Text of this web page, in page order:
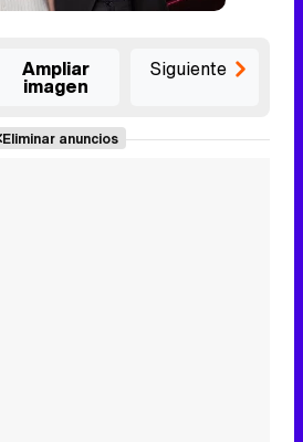
Ampliar
imagen
Siguiente
Eliminar anuncios